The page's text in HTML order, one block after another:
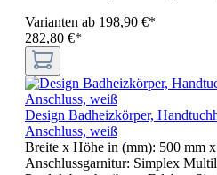
Varianten ab 198,90 €*
282,80 €*
Design Badheizkörper,
Anschluss, weiß
Breite x Höhe in (mm): 500 mm
Anschlussgarnitur: Simplex